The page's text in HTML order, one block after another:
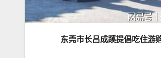
东莞市长吕成蹊提倡吃住游购